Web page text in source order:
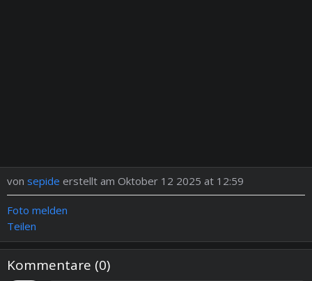
von sepide erstellt am Oktober 12 2025 at 12:59
Foto melden
Teilen
Kommentare (0)